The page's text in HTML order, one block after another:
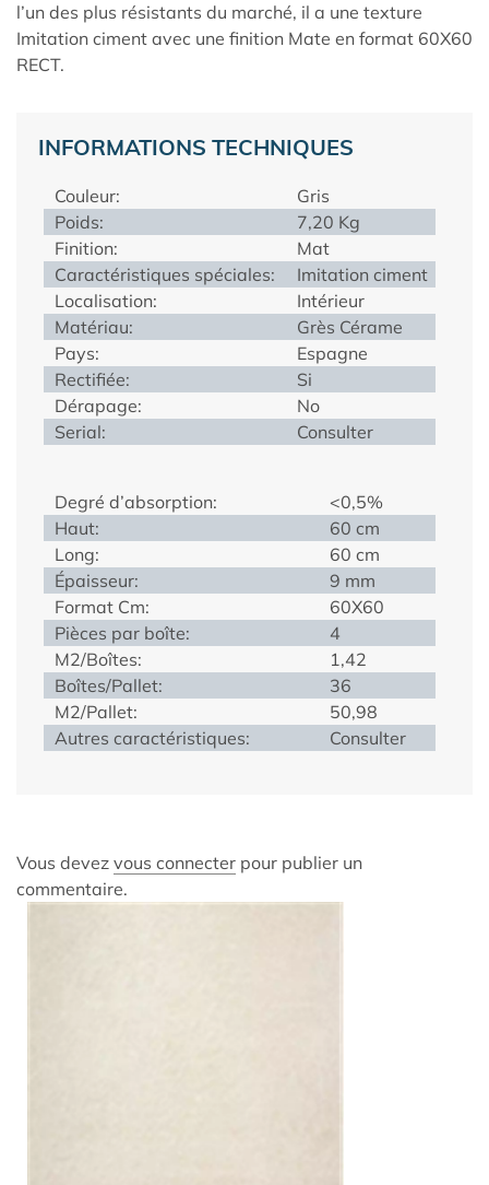
l’un des plus résistants du marché, il a une texture
Imitation ciment avec une finition Mate en format 60X60
RECT.
INFORMATIONS TECHNIQUES
Couleur:
Gris
Poids:
7,20 Kg
Finition:
Mat
Caractéristiques spéciales:
Imitation ciment
Localisation:
Intérieur
Matériau:
Grès Cérame
Pays:
Espagne
Rectifiée:
Si
Dérapage:
No
Serial:
Consulter
Degré d’absorption:
<0,5%
Haut:
60 cm
Long:
60 cm
Épaisseur:
9 mm
Format Cm:
60X60
Pièces par boîte:
4
M2/Boîtes:
1,42
Boîtes/Pallet:
36
M2/Pallet:
50,98
Autres caractéristiques:
Consulter
Vous devez vous connecter pour publier un
commentaire.